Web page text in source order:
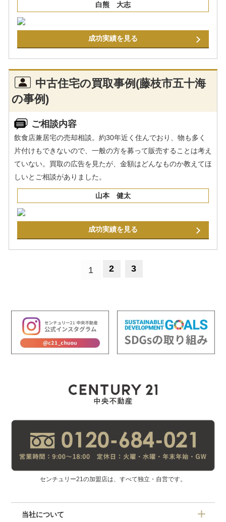
白熊 大志
成功実績を見る
中古住宅の買取事例(藤枝市五十海
の事例)
ご相談内容
飲食店兼居宅の売却相談。約30年近く住んでおり、物も多く
片付けもできないので、一般の方を募って販売することは考え
ていない。買取の広告を見たが、金額はどんなものか教えてほ
しいとご相談がありました。
山本 健太
成功実績を見る
1 2 3
センチュリー21の加盟店は、すべて独立・自営です。
当社について